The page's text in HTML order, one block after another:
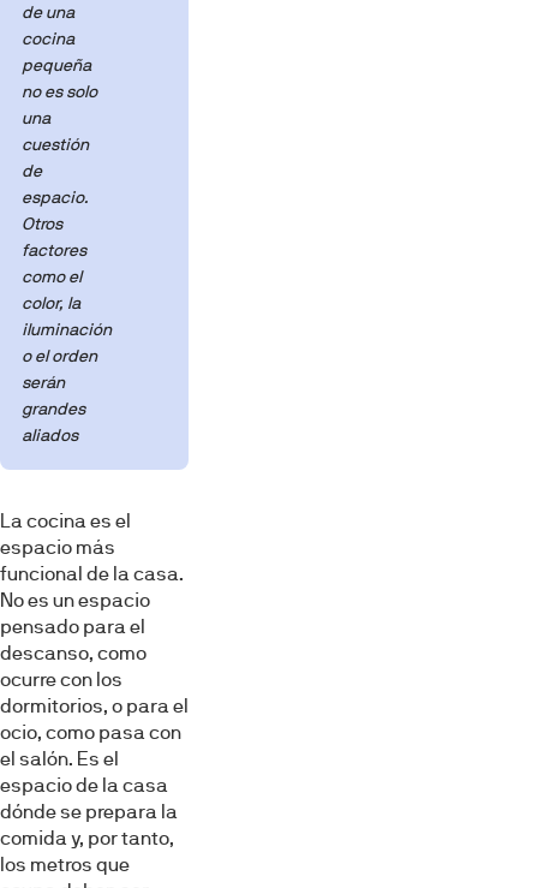
de una
cocina
pequeña
no es solo
una
cuestión
de
espacio.
Otros
factores
como el
color, la
iluminación
o el orden
serán
grandes
aliados
La cocina es el
espacio más
funcional de la casa.
No es un espacio
pensado para el
descanso, como
ocurre con los
dormitorios, o para el
ocio, como pasa con
el salón. Es el
espacio de la casa
dónde se prepara la
comida y, por tanto,
los metros que